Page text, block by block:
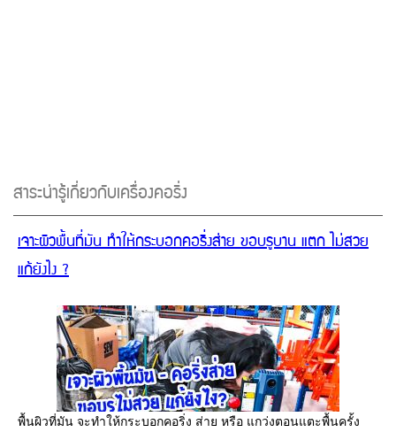
สาระน่ารู้เกี่ยวกับเครื่องคอริ่ง
เจาะผิวพื้นที่มัน ทำให้กระบอกคอริ่งส่าย ขอบรูบาน แตก ไม่สวย
แก้ยังไง ?
พื้นผิวที่มัน จะทำให้กระบอกคอริ่ง ส่าย หรือ แกว่งตอนแตะพื้นครั้ง